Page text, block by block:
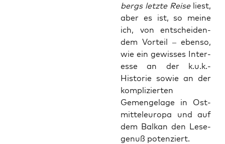
bergs letz­te Rei­seliest,
aber es ist, so mei­ne
ich, von ent­schei­den­
dem Vor­teil – eben­so,
wie ein gewis­ses Inter­
es­se an der k.u.k.-
Historie sowie an der
kom­pli­zier­ten
Gemenge­la­ge in Ost­
mit­tel­eu­ro­pa und auf
dem Bal­kan den Lese­
genuß potenziert.